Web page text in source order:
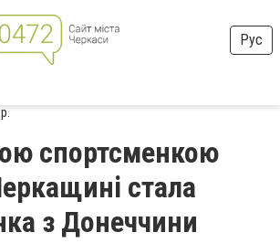
Рус
спортсменкою
стала
з Донеччини